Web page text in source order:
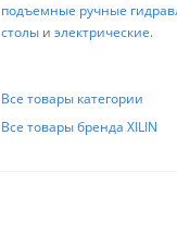
подъемные ручные
столы и электрические.
Все товары категории
Все товары бренда XILIN